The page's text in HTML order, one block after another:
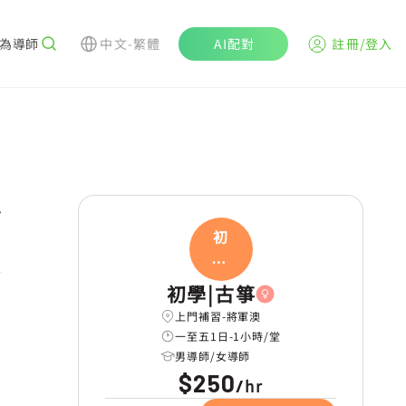
導師 中文-繁體 AI配對 註冊/登入
初
學|
古箏
初學|古箏
上門補習-將軍澳
一至五1日-1小時/堂
男導師/女導師
$250/hr